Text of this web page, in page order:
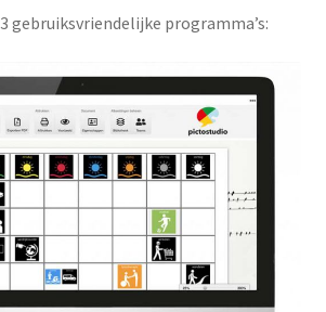
gebruiksvriendelijke programma’s: